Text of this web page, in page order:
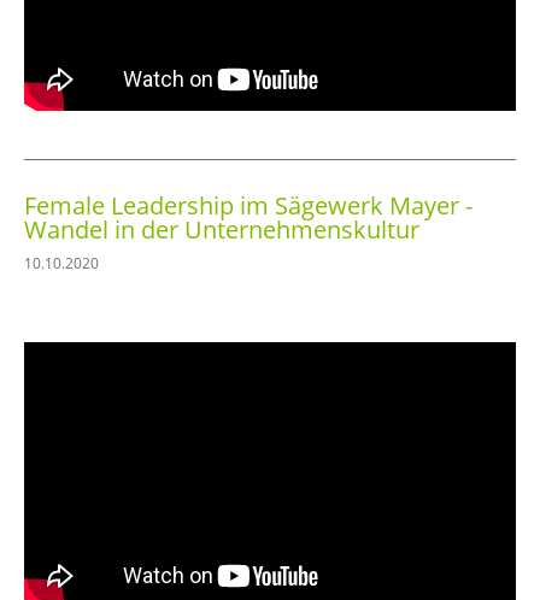
Female Leadership im Sägewerk Mayer -
Wandel in der Unternehmenskultur
10.10.2020